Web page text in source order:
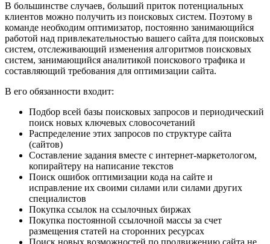
В большинстве случаев, больший приток потенциальных
клиентов можно получить из поисковых систем. Поэтому в
команде необходим оптимизатор, постоянно занимающийся
работой над привлекательностью вашего сайта для поисковых
систем, отслеживающий изменения алгоритмов поисковых
систем, занимающийся аналитикой поискового трафика и
составляющий требования для оптимизации сайта.
В его обязанности входит:
Подбор всей базы поисковых запросов и периодический
поиск новых ключевых словосочетаний
Распределение этих запросов по структуре сайта
(сайтов)
Составление задания вместе с интернет-маркетологом,
копирайтеру на написание текстов
Поиск ошибок оптимизации кода на сайте и
исправление их своими силами или силами других
специалистов
Покупка ссылок на ссылочных биржах
Покупка постоянной ссылочной массы за счет
размещения статей на сторонних ресурсах